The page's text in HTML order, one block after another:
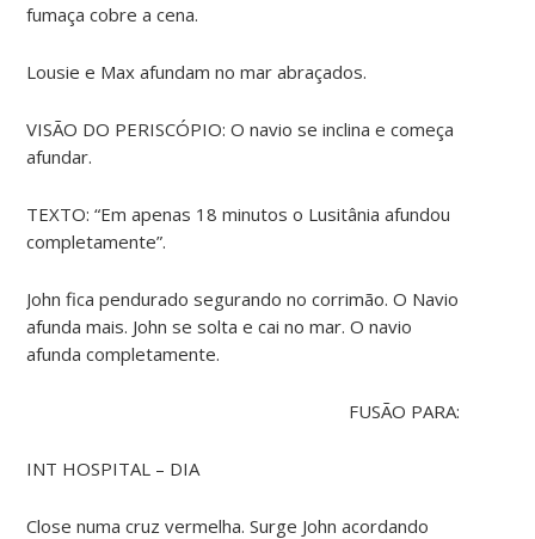
fumaça cobre a cena.
Lousie e Max afundam no mar abraçados.
VISÃO DO PERISCÓPIO: O navio se inclina e começa
afundar.
TEXTO: “Em apenas 18 minutos o Lusitânia afundou
completamente”.
John fica pendurado segurando no corrimão. O Navio
afunda mais. John se solta e cai no mar. O navio
afunda completamente.
FUSÃO PARA:
INT HOSPITAL – DIA
Close numa cruz vermelha. Surge John acordando